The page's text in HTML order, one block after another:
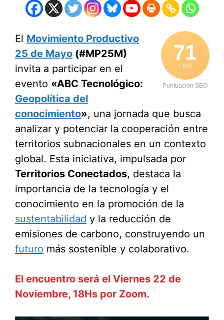
71
/ 100
Puntuación SEO
El Movimiento Productivo
25 de Mayo (#MP25M)
invita a participar en el
evento «ABC Tecnológico:
Geopolítica del
conocimiento», una jornada que busca
analizar y potenciar la cooperación entre
territorios subnacionales en un contexto
global. Esta iniciativa, impulsada por
Territorios Conectados, destaca la
importancia de la tecnología y el
conocimiento en la promoción de la
sustentabilidad y la reducción de
emisiones de carbono, construyendo un
futuro más sostenible y colaborativo.
El encuentro será el Viernes 22 de
Noviembre, 18Hs por Zoom.